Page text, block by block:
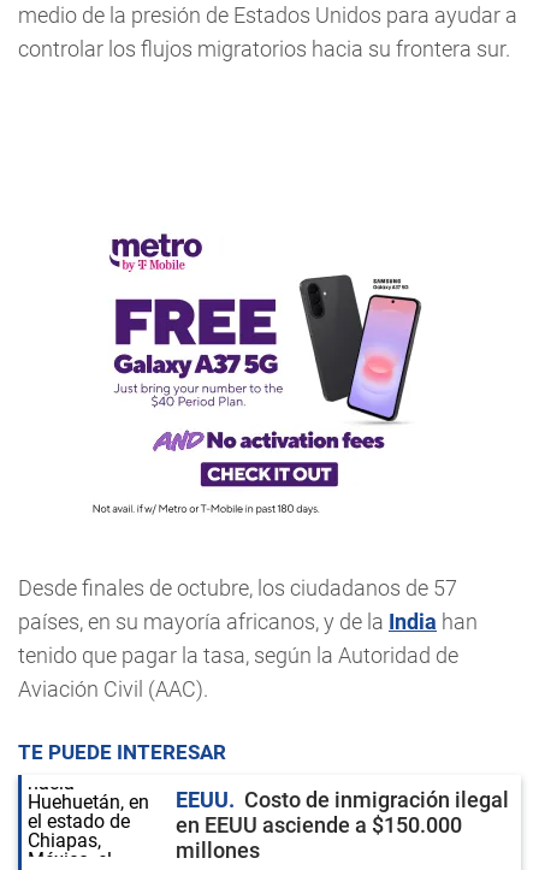
medio de la presión de Estados Unidos para ayudar a
controlar los flujos migratorios hacia su frontera sur.
Desde finales de octubre, los ciudadanos de 57
países, en su mayoría africanos, y de la India han
tenido que pagar la tasa, según la Autoridad de
Aviación Civil (AAC).
TE PUEDE INTERESAR
EEUU
Costo de inmigración ilegal
en EEUU asciende a $150.000
millones